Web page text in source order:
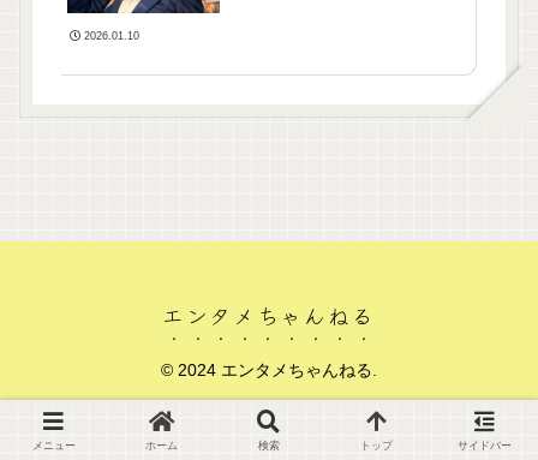
2026.01.10
エンタメちゃんねる
© 2024 エンタメちゃんねる.
メニュー ホーム 検索 トップ サイドバー